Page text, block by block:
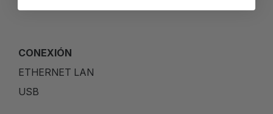
CONEXIÓN
ETHERNET LAN
USB